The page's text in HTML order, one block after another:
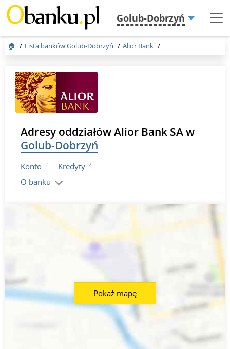
Golub-Dobrzyń
Menu
🏠 Lista banków Golub-Dobrzyń Alior Bank
Adresy oddziałów Alior Bank SA w
Golub-Dobrzyń
Konto 2 Kredyty 2
O banku
Pokaż mapę